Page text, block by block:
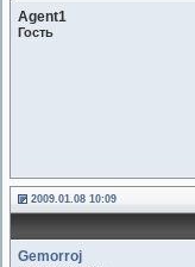
Agent1
Гость
2009.01.08 10:09
Gemorroj